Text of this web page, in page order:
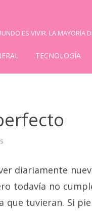
ES VIVIR. LA MAYORÍA
TECNOLOGÍA
diariamente
todavía no
que tuvieran. Si